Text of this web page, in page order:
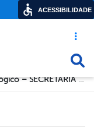
Acesso
Informe Epidemiológico – SECRETARIA DE SAÚDE DE CABROBÓ – 09/05/2021
ACESSIBILIDADE